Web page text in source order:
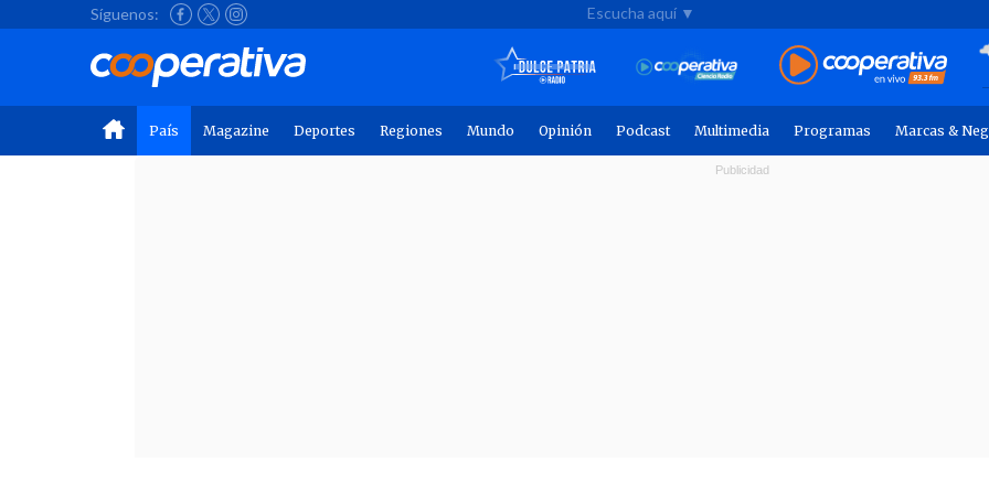
Síguenos: Escucha aquí ▼
País Magazine Deportes Regiones Mundo Opinión Podcast Multimedia Programas Marcas &